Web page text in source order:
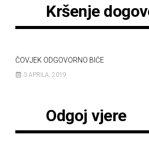
Kršenje
ČOVJEK ODGOVORNO BIĆE
3 APRILA, 2019
Odgoj vjere